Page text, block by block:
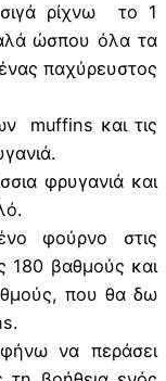
σιγά ρίχνω το 1
ώσπου όλα τα
παχύρευστος
muffins και τις
φρυγανιά και
φούρνο στις
180 βαθμούς και
που θα δω
να περάσει